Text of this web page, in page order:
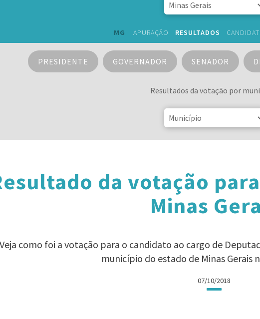
MG APURAÇÃO RESULTADOS
PRESIDENTE GOVERNADOR SENADOR
Resultados da votação por
da votação
Minas
Veja como foi a votação para o candidato ao cargo de
município do estado de Minas Gerais
07/10/2018